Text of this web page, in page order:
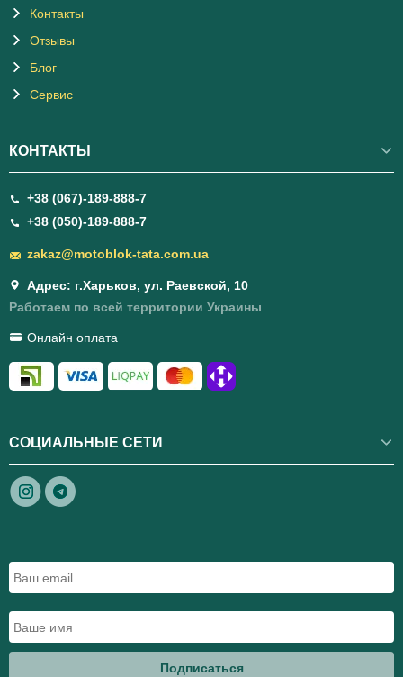
Контакты
Отзывы
Блог
Сервис
КОНТАКТЫ
+38 (067)-189-888-7
+38 (050)-189-888-7
zakaz@motoblok-tata.com.ua
Адрес: г.Харьков, ул. Раевской, 10
Работаем по всей территории Украины
Онлайн оплата
СОЦИАЛЬНЫЕ СЕТИ
Подписаться